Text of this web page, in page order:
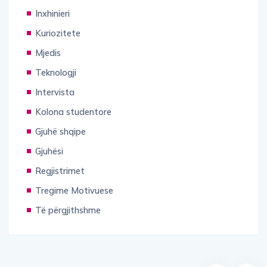
Inxhinieri
Kuriozitete
Mjedis
Teknologji
Intervista
Kolona studentore
Gjuhë shqipe
Gjuhësi
Regjistrimet
Tregime Motivuese
Të përgjithshme